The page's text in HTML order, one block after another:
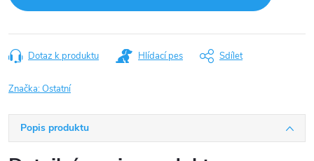
Dotaz k produktu Hlídací pes Sdílet
Značka:Ostatní
Popis produktu